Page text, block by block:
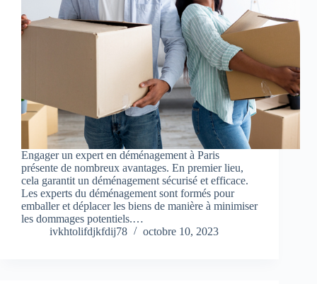
Engager un expert en déménagement à Paris
présente de nombreux avantages. En premier lieu,
cela garantit un déménagement sécurisé et efficace.
Les experts du déménagement sont formés pour
emballer et déplacer les biens de manière à minimiser
les dommages potentiels.…
ivkhtolifdjkfdij78
octobre 10, 2023